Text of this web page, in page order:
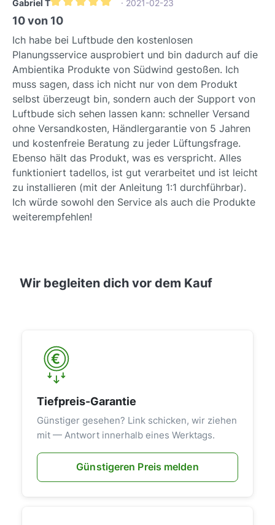
of andere storende geluiden te
minimaliseren en zo een rustige
toevluchtsoord te creëren.Fabrikant &
KwaliteitAls product van Zuidwind
staat deze geluiddemper voor de
hoogste kwaliteit en betrouwbare
prestaties. Zuidwind staat bekend om
innovatieve ventilatiesystemen en
hecht het grootste belang aan het
gebruik van gecertificeerde materialen
en nauwkeurige verwerking. U
ontvangt een product dat speciaal is
ontworpen voor duurzaamheid en
optimale functionaliteit in uw
maken.De Zuidwind Geluiddemper is
een kleine toevoeging met een grote
advies over uw ventilatieoplossing.
eenvoudiger en veiliger dan
ooit!Ontdek nu het Südwind
buitenrooster en profiteer van
maximaal comfort en betrouwbare
bescherming voor uw huis.
Gabriel T
Gemiddelde waardering van 5 van 5 sterren
· 2021-02-23
10 von 10
Ich habe bei Luftbude den kostenlosen
Planungsservice ausprobiert und bin dadurch auf die
Ambientika Produkte von Südwind gestoßen. Ich
muss sagen, dass ich nicht nur von dem Produkt
selbst überzeugt bin, sondern auch der Support von
Luftbude sich sehen lassen kann: schneller Versand
ohne Versandkosten, Händlergarantie von 5 Jahren
und kostenfreie Beratung zu jeder Lüftungsfrage.
Ebenso hält das Produkt, was es verspricht. Alles
funktioniert tadellos, ist gut verarbeitet und ist leicht
zu installieren (mit der Anleitung 1:1 durchführbar).
Ich würde sowohl den Service als auch die Produkte
weiterempfehlen!
Wir begleiten dich vor dem Kauf
Tiefpreis-Garantie
Günstiger gesehen? Link schicken, wir ziehen
mit — Antwort innerhalb eines Werktags.
Günstigeren Preis melden